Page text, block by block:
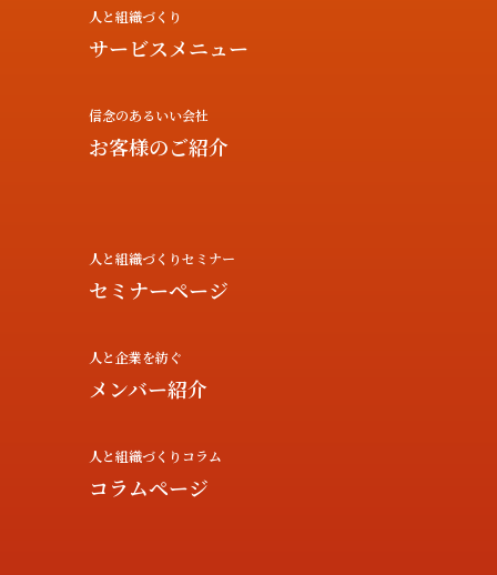
人と組織づくり
サービスメニュー
信念のあるいい会社
お客様のご紹介
人と組織づくりセミナー
セミナーページ
人と企業を紡ぐ
メンバー紹介
人と組織づくりコラム
コラムページ